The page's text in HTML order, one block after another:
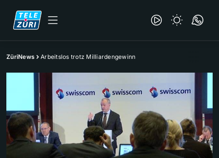
ZüriNews Arbeitslos trotz Milliardengewinn